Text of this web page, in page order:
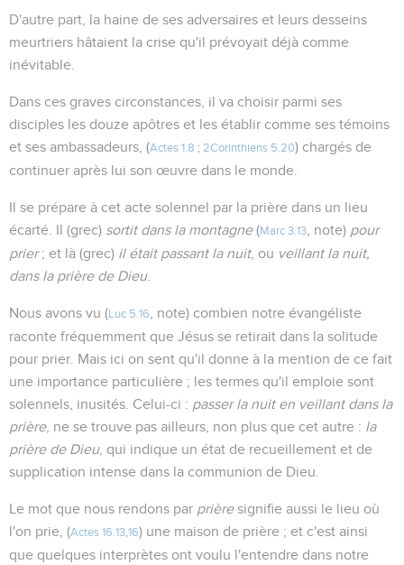
D'autre part, la haine de ses adversaires et leurs desseins
meurtriers hâtaient la crise qu'il prévoyait déjà comme
inévitable.
Dans ces graves circonstances, il va choisir parmi ses
disciples les douze apôtres et les établir comme ses témoins
et ses ambassadeurs, (Actes 1.8 ; 2Corinthiens 5.20) chargés de
continuer après lui son œuvre dans le monde.
Il se prépare à cet acte solennel par la prière dans un lieu
écarté. Il (grec) sortit dans la montagne(Marc 3.13 , note) pour
prier; et là (grec) il était passant la nuit, ou veillant la nuit,
dans la prière de Dieu.
Nous avons vu ( Luc 5.16
, note) combien notre évangéliste
raconte fréquemment que Jésus se retirait dans la solitude
pour prier. Mais ici on sent qu'il donne à la mention de ce fait
une importance particulière ; les termes qu'il emploie sont
solennels, inusités. Celui-ci : passer la nuit en veillant dans la
prière, ne se trouve pas ailleurs, non plus que cet autre : la
prière de Dieu, qui indique un état de recueillement et de
supplication intense dans la communion de Dieu.
Le mot que nous rendons par prièresignifie aussi le lieu où
l'on prie, (Actes 16.13 16) une maison de prière ; et c'est ainsi
que quelques interprètes ont voulu l'entendre dans notre